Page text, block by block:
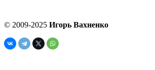
© 2009-2025 Игорь Вахненко